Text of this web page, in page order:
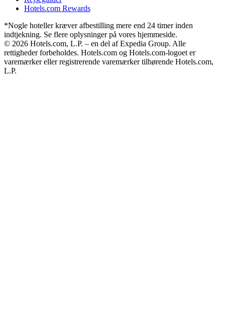
Hotels.com Rewards
*Nogle hoteller kræver afbestilling mere end 24 timer inden
indtjekning. Se flere oplysninger på vores hjemmeside.
© 2026 Hotels.com, L.P. – en del af Expedia Group. Alle
rettigheder forbeholdes. Hotels.com og Hotels.com-logoet er
varemærker eller registrerende varemærker tilhørende Hotels.com,
L.P.